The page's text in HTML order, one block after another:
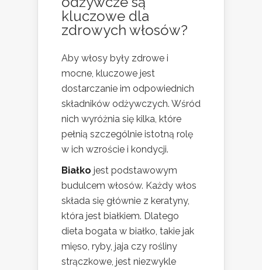
kluczowe dla
zdrowych włosów?
Aby włosy były zdrowe i
mocne, kluczowe jest
dostarczanie im odpowiednich
składników odżywczych. Wśród
nich wyróżnia się kilka, które
pełnią szczególnie istotną rolę
w ich wzroście i kondycji.
Białko jest podstawowym
budulcem włosów. Każdy włos
składa się głównie z keratyny,
która jest białkiem. Dlatego
dieta bogata w białko, takie jak
mięso, ryby, jaja czy rośliny
strączkowe, jest niezwykle